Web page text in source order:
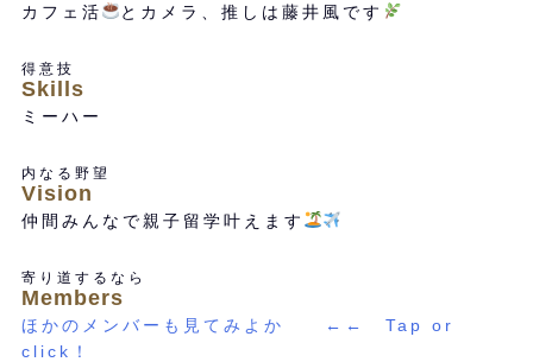
カフェ活 とカメラ、推しは藤井風です
得意技
Skills
ミーハー
内なる野望
Vision
仲間みんなで親子留学叶えます
寄り道するなら
Members
ほかのメンバーも見てみよか ←← Tap or
click！